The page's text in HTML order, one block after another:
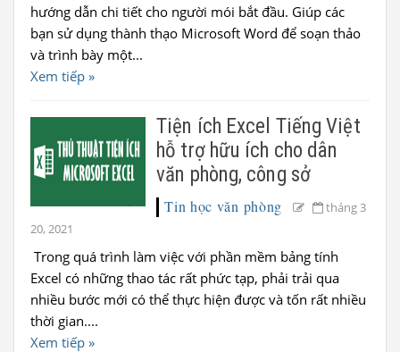
hướng dẫn chi tiết cho người mói bắt đầu. Giúp các
bạn sử dụng thành thạo Microsoft Word để soạn thảo
và trình bày một...
Xem tiếp »
Tiện ích Excel Tiếng Việt
hỗ trợ hữu ích cho dân
văn phòng, công sở
Tin học văn phòng
tháng 3
20, 2021
Trong quá trình làm việc với phần mềm bảng tính
Excel có những thao tác rất phức tạp, phải trải qua
nhiều bước mới có thể thực hiện được và tốn rất nhiều
thời gian....
Xem tiếp »